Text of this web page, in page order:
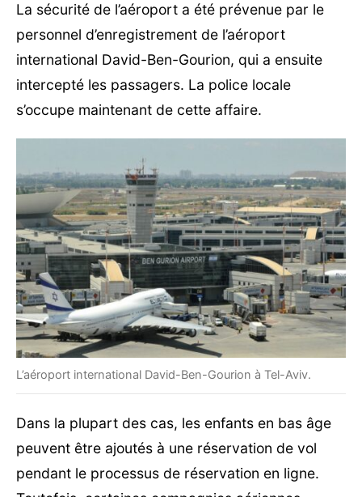
La sécurité de l’aéroport a été prévenue par le
personnel d’enregistrement de l’aéroport
international David-Ben-Gourion, qui a ensuite
intercepté les passagers. La police locale
s’occupe maintenant de cette affaire.
L’aéroport international David-Ben-Gourion à Tel-Aviv.
Dans la plupart des cas, les enfants en bas âge
peuvent être ajoutés à une réservation de vol
pendant le processus de réservation en ligne.